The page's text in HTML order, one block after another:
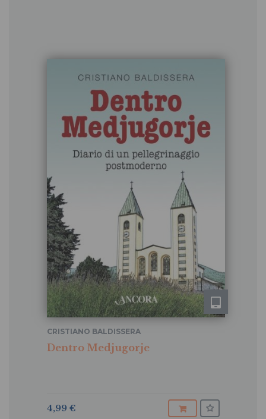
Dentro Medjugorje
CRISTIANO BALDISSERA
4,99 €